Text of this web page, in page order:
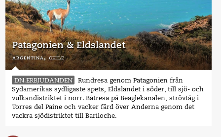
Patagonien & Eldslandet
argentina,chile
DN.ERBJUDANDEN
Rundresa genom Patagonien från
Sydamerikas sydligaste spets, Eldslandet i söder, till sjö- och
vulkandistriktet i norr. Båtresa på Beaglekanalen, strövtåg i
Torres del Paine och vacker färd över Anderna genom det
vackra sjödistriktet till Bariloche.